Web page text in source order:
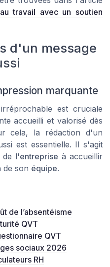
travail avec un soutien
d'un message
marquante
est cruciale
accueilli et valorisé dès
cela, la rédaction d'un
est essentielle. Il s'agit
de l'entreprise à accueillir
de son équipe.
de l’absentéisme
QVT
QVT
sociaux 2026
RH